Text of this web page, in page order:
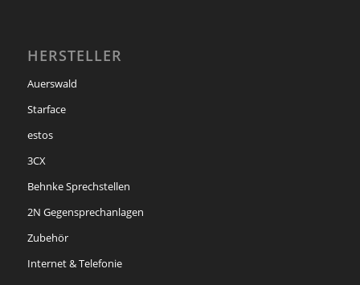
HERSTELLER
Auerswald
Starface
estos
3CX
Behnke Sprechstellen
2N Gegensprechanlagen
Zubehör
Internet & Telefonie